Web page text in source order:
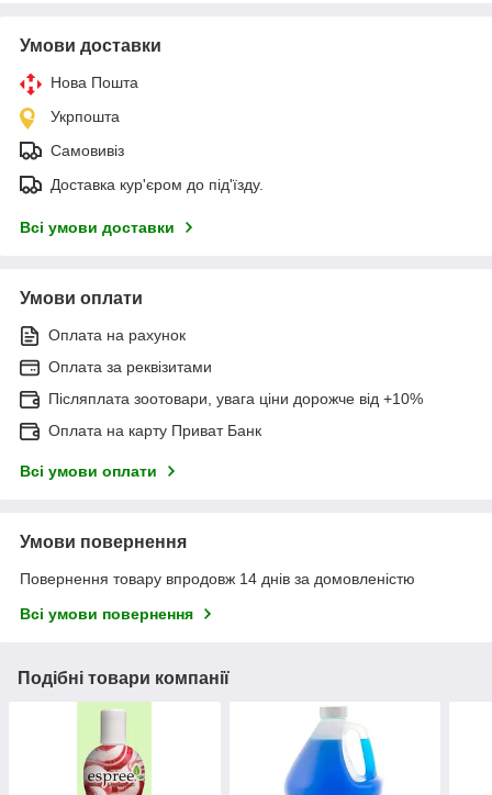
Умови доставки
Нова Пошта
Укрпошта
Самовивіз
Доставка кур'єром до під'їзду.
Всі умови доставки
Умови оплати
Оплата на рахунок
Оплата за реквізитами
Післяплата зоотовари, увага ціни дорожче від +10%
Оплата на карту Приват Банк
Всі умови оплати
Умови повернення
Повернення товару впродовж 14 днів за домовленістю
Всі умови повернення
Подібні товари компанії